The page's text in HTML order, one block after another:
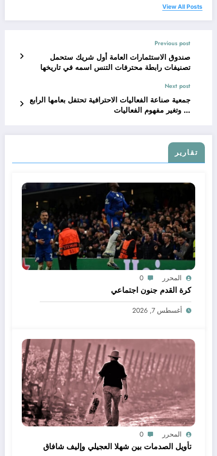
View All Posts
Previous post
صندوق الاستثمارات العامة أول شريك ستحمل
تصنيفات رابطة محترفات التنس اسمه في تاريخها
Next post
جمعية صناعة الفعاليات الاحترافية تحتفل بعامها الرابع
… وتغير مفهوم الفعاليات
تقارير
المحرر 0
كرة القدم جنون اجتماعي
أغسطس 7, 2026
المحرر 0
تأويل الصدمات بين شهلا العجيلي وإليف شافاق